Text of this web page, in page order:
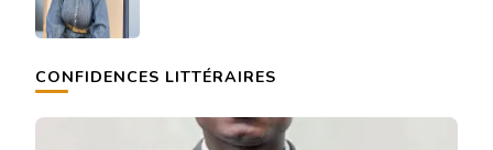
CONFIDENCES LITTÉRAIRES